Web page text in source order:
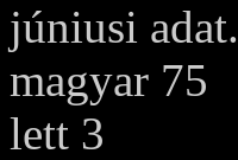
júniusi adat.
magyar 75
lett 3